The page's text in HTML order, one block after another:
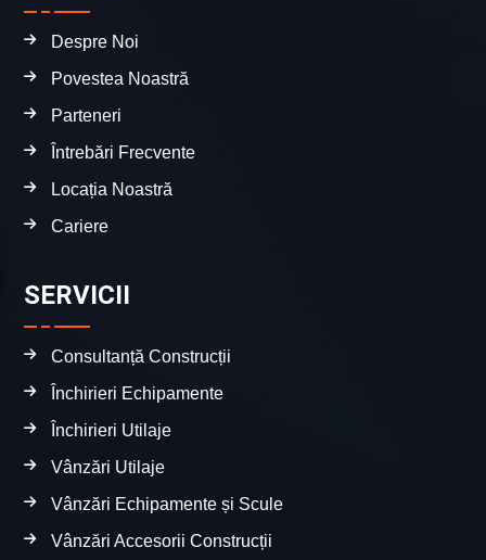
Despre Noi
Povestea Noastră
Parteneri
Întrebări Frecvente
Locația Noastră
Cariere
SERVICII
Consultanță Construcții
Închirieri Echipamente
Închirieri Utilaje
Vânzări Utilaje
Vânzări Echipamente și Scule
Vânzări Accesorii Construcții